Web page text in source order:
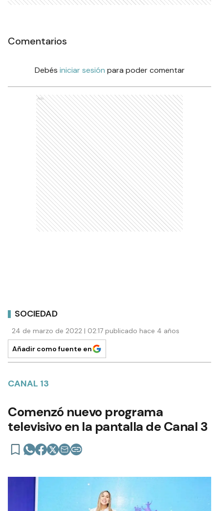
Comentarios
Debés iniciar sesión para poder comentar
Ads
SOCIEDAD
24 de marzo de 2022 | 02:17 publicado hace 4 años
Añadir como fuente en
CANAL 13
Comenzó nuevo programa
televisivo en la pantalla de Canal 3